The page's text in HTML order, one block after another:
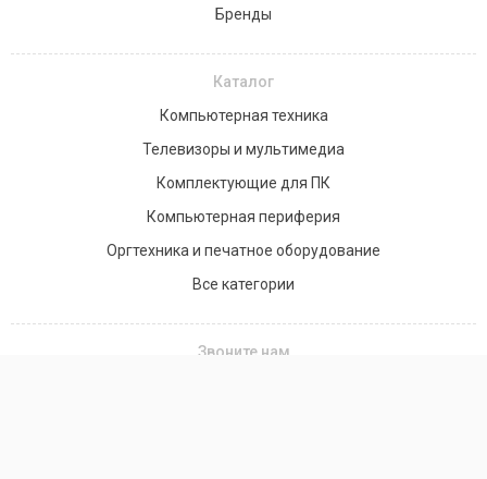
Бренды
Каталог
Компьютерная техника
Телевизоры и мультимедиа
Комплектующие для ПК
Компьютерная периферия
Оргтехника и печатное оборудование
Все категории
Звоните нам